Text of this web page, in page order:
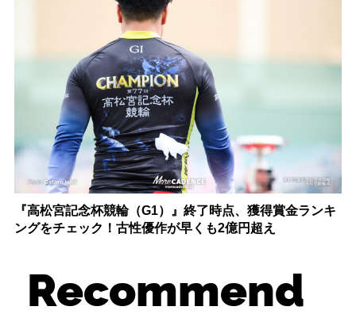
『高松宮記念杯競輪（G1）』終了時点、獲得賞金ランキ
ングをチェック！古性優作が早くも2億円超え
Recommend